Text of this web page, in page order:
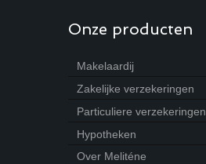
Onze producten
Makelaardij
Zakelijke verzekeringen
Particuliere verzekeringen
Hypotheken
Over Meliténe